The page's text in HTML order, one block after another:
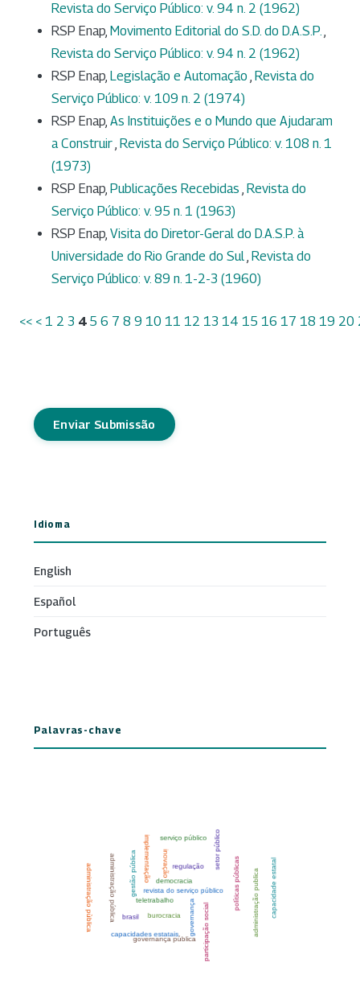
Revista do Serviço Público: v. 94 n. 2 (1962)
RSP Enap, Movimento Editorial do S.D. do D.A.S.P.,
Revista do Serviço Público: v. 94 n. 2 (1962)
RSP Enap, Legislação e Automação , Revista do
Serviço Público: v. 109 n. 2 (1974)
RSP Enap, As Instituições e o Mundo que Ajudaram
a Construir, Revista do Serviço Público: v. 108 n. 1
(1973)
RSP Enap, Publicações Recebidas , Revista do
Serviço Público: v. 95 n. 1 (1963)
RSP Enap, Visita do Diretor-Geral do D.A.S.P. à
Universidade do Rio Grande do Sul, Revista do
Serviço Público: v. 89 n. 1-2-3 (1960)
<< < 1 2 3 4 5 6 7 8 9 10 11 12 13 14 15 16 17 18 19 20
Enviar Submissão
Idioma
English
Español
Português
Palavras-chave